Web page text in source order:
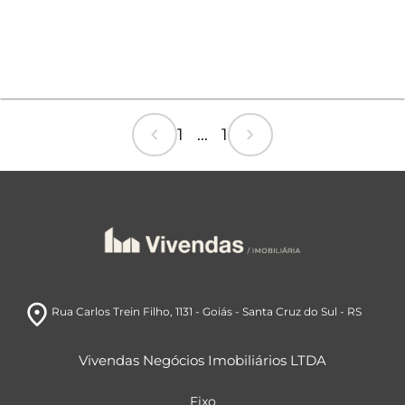
chevron_left 1 ... 1 chevron_right
room Rua Carlos Trein Filho, 1131 - Goiás- Santa Cruz do Sul - RS
Vivendas Negócios Imobiliários LTDA
Fixo